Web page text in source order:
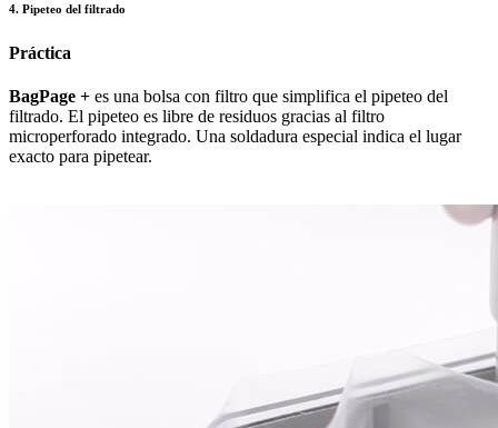
4. Pipeteo del filtrado
Práctica
BagPage + es una bolsa con filtro que simplifica el pipeteo del
filtrado. El pipeteo es libre de residuos gracias al filtro
microperforado integrado. Una soldadura especial indica el lugar
exacto para pipetear.